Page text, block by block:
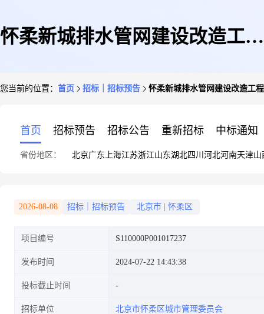
怀柔新城排水管网建设改造工程
您当前的位置： 首页 招标｜招标预告 怀柔新城排水管网建设改造工
首页 招标预告 招标公告 重新招标 中标通知
省份地区： 北京广东 上海江苏浙江山东湖北四川 河北河南天津山
2026-08-08 招标｜招标预告 北京市 怀柔区
项目编号 S110000P001017237
发布时间 2024-07-22 14:43:38
投标截止时间
招标单位 北京市怀柔区城市管理委员会